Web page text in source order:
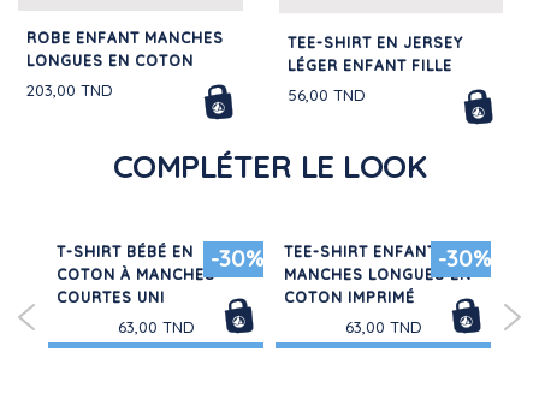
ROBE ENFANT MANCHES
LONGUES EN COTON
203,00 TND
TEE-SHIRT EN JERSEY
LÉGER ENFANT FILLE
56,00 TND
COMPLÉTER LE LOOK
-30%
T-SHIRT BÉBÉ EN
COTON À MANCHES
COURTES UNI
63,00 TND
-30%
TEE-SHIRT ENFANT
MANCHES LONGUES EN
COTON IMPRIMÉ
63,00 TND